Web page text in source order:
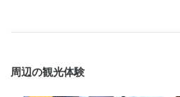
周辺の観光体験